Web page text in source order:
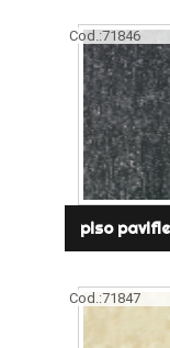
Cod.:71846
piso
Cod.:71847